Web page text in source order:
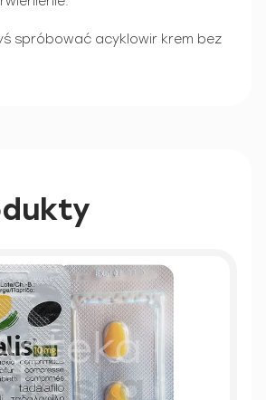
spróbować acyklowir krem bez